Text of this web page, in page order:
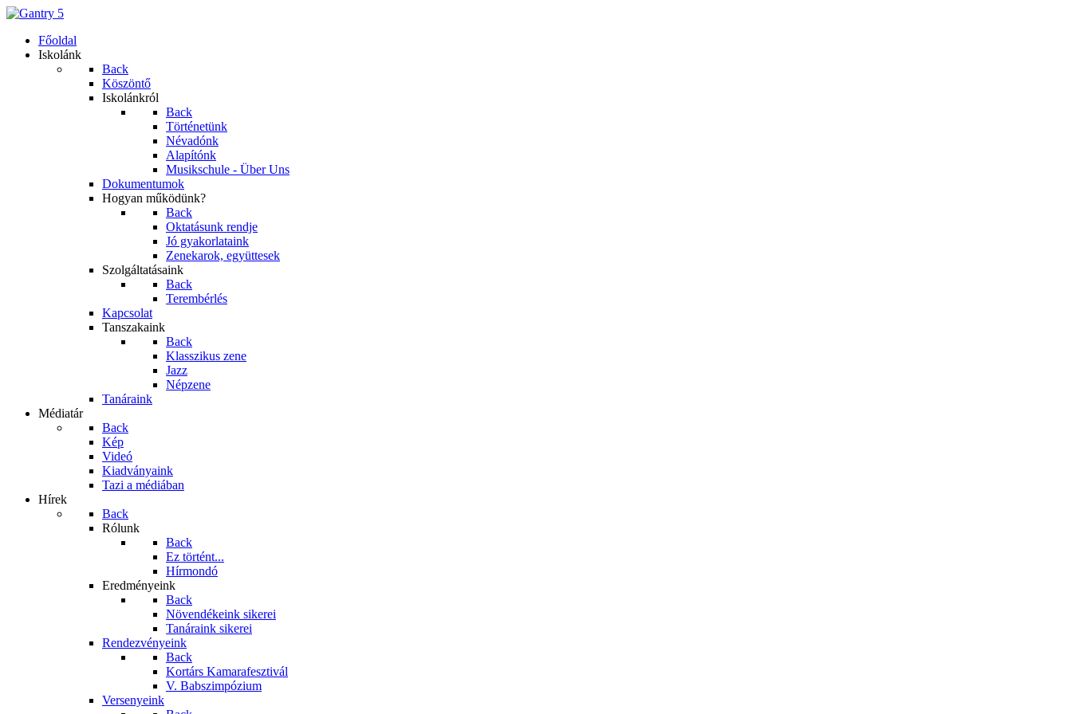
Főoldal
Iskolánk
Back
Köszöntő
Iskolánkról
Back
Történetünk
Névadónk
Alapítónk
Musikschule - Über Uns
Dokumentumok
Hogyan működünk?
Back
Oktatásunk rendje
Jó gyakorlataink
Zenekarok, együttesek
Szolgáltatásaink
Back
Terembérlés
Kapcsolat
Tanszakaink
Back
Klasszikus zene
Jazz
Népzene
Tanáraink
Médiatár
Back
Kép
Videó
Kiadványaink
Tazi a médiában
Hírek
Back
Rólunk
Back
Ez történt...
Hírmondó
Eredményeink
Back
Növendékeink sikerei
Tanáraink sikerei
Rendezvényeink
Back
Kortárs Kamarafesztivál
V. Babszimpózium
Versenyeink